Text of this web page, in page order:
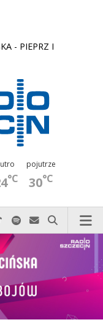
- PIEPRZ I
°C
pojutrze
30°C
nas zadzwoń
Facebook-u
nas na Xnas na Instagram-ie
Odwiedź nas na TikTok-u
Szukaj nas na Spotify
Wyślij do nas
Szukaj